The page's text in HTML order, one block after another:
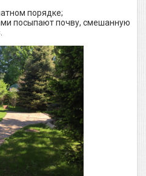
порядке;
посыпают почву, смешанную